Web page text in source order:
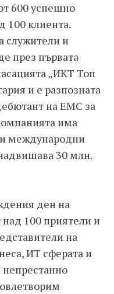
600 успешно
100 клиента.
служители и
през първата
„ИКТ Топ
и е разпозната
на EMC за
има
и международни
30 млн.
ден на
100 приятели и
на
ИТ сферата и